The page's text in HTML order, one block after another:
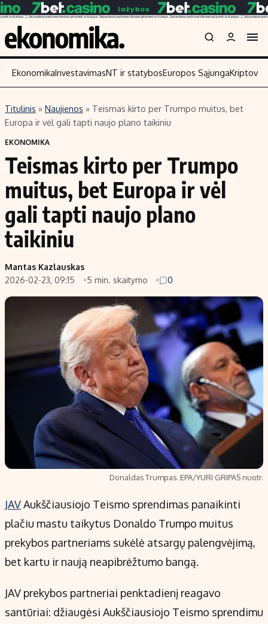
Turinys
Naujienos
Aplinka
Verslas
Energetika
Ekonomika
Politika
Įmonės
Žemės ūkis
Saulės elektrinės
Kriptovaliutos
Nedarbo
Indėliai
Indėlių
Būsto
Įdomios
Redakcija
Apie mus
Privatumo politika
Turinio žymėjimo taisyklės
Kontaktai
Regionų naujienos
EkonomikaInvestavimasNT ir statybosEuropos Sąjunga
Titulinis » Naujienos » Teismas kirto per Trumpo muitus, bet
Europa ir vėl gali tapti naujo plano taikiniu
EKONOMIKA
Teismas kirto per Trumpo
muitus, bet Europa ir vėl
gali tapti naujo plano
taikiniu
Mantas Kazlauskas
2026-02-23, 09:15
5 min. skaitymo 0
Donaldas Trumpas. EPA/YURI GRIPAS nuotr.
JAVAukščiausiojo Teismo sprendimas panaikinti
plačiu mastu taikytus Donaldo Trumpo muitus
prekybos partneriams sukėlė atsargų palengvėjimą,
bet kartu ir naują neapibrėžtumo bangą.
JAV prekybos partneriai penktadienį reagavo
santūriai: džiaugėsi Aukščiausiojo Teismo sprendimu